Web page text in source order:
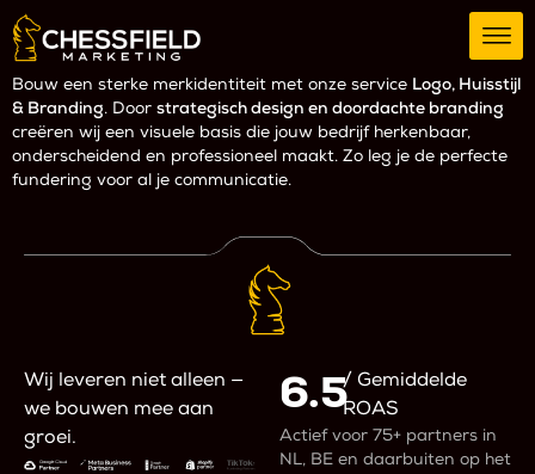
Bouw een sterke merkidentiteit met onze service Logo, Huisstijl
& Branding. Door strategisch design en doordachte branding
creëren wij een visuele basis die jouw bedrijf herkenbaar,
onderscheidend en professioneel maakt. Zo leg je de perfecte
fundering voor al je communicatie.
Wij leveren niet alleen —
we bouwen mee aan
groei.
6.5/ Gemiddelde
ROAS
Actief voor 75+ partners in
NL, BE en daarbuiten op het